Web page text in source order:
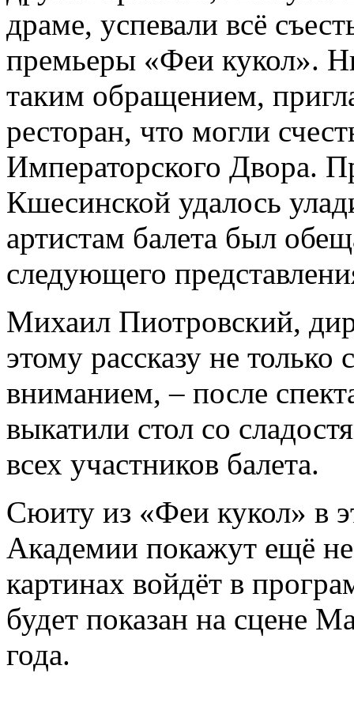
драме, успевали всё
премьеры «Феи кукол».
таким обращением,
ресторан, что могли
Императорского Двора.
Кшесинской удалось
артистам балета был
следующего
Михаил Пиотровский,
этому рассказу не
вниманием, ­– после
выкатили стол со
всех участников балета.
Сюиту из «Феи кукол» в
Академии покажут ещё
картинах войдёт в
будет показан на сцене
года.